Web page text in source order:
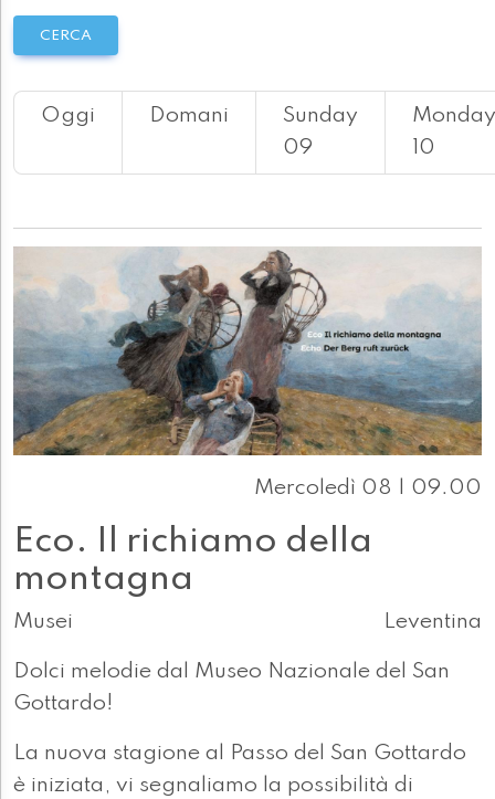
CERCA
Oggi Domani
Sunday
09
Monday
10
Mercoledì 08 | 09.00
Eco. Il richiamo della
montagna
Musei Leventina
Dolci melodie dal Museo Nazionale del San
Gottardo!
La nuova stagione al Passo del San Gottardo
è iniziata, vi segnaliamo la possibilità di